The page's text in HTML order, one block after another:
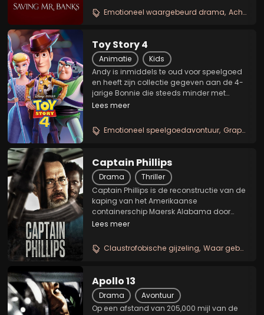
bang is dat haar geliefde creatie
compleet...
Emotioneel waargebeurd drama Achter de schermen bij disney
Toy Story 4
Animatie
Kids
Andy is inmiddels te oud voor speelgoed
en heeft zijn collectie gegeven aan de 4-
jarige Bonnie die steeds minder met
cowboy Woody speelt. Wanneer ze tijdens
maakt van een plastic vorkje en afval,
heeft ze een...
Lees meer
Emotioneel speelgoedavontuur Grappig en hartverwarmend
Captain Phillips
Drama
Thriller
Captain Phillips is de reconstructie van de
kaping van het Amerikaanse
containerschip Maersk Alabama door
Somalische piraten. De focus ligt op
Somalische piratenleider Muse, door wie
Phillips gegijzeld...
Lees meer
Claustrofobische gijzeling Waar gebeurd zeedrama
Apollo 13
Drama
Avontuur
Op een afstand van 205,000 mijl van de